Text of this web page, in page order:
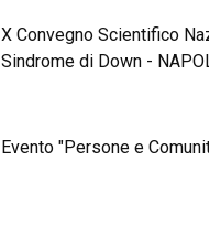
X Convegno Scientifico
Sindrome di Down -
Evento "Persone e